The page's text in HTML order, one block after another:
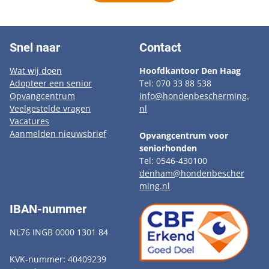
Snel naar
Wat wij doen
Adopteer een senior
Opvangcentrum
Veelgestelde vragen
Vacatures
Aanmelden nieuwsbrief
Contact
Hoofdkantoor Den Haag
Tel: 070 33 88 538
info@hondenbescherming.
nl
Opvangcentrum voor
seniorhonden
Tel: 0546-430100
denham@hondenbescher
ming.nl
IBAN-nummer
NL76 INGB 0000 1301 84
KVK-nummer: 40409239